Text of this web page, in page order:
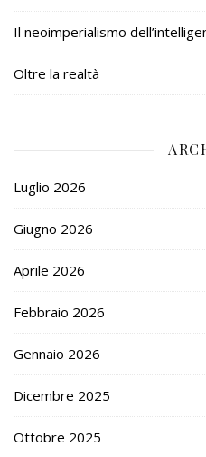
Il neoimperialismo
Oltre la realtà
Luglio 2026
Giugno 2026
Aprile 2026
Febbraio 2026
Gennaio 2026
Dicembre 2025
Ottobre 2025